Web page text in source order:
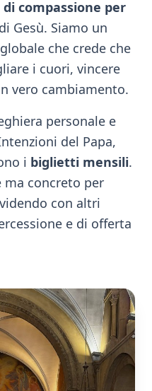
compassione per
Gesù. Siamo un
che crede che
i cuori, vincere
vero cambiamento.
personale e
del Papa,
i biglietti mensili.
concreto per
con altri
e di offerta